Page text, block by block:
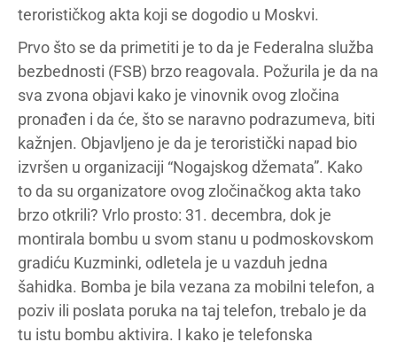
terorističkog akta koji se dogodio u Moskvi.
Prvo što se da primetiti je to da je Federalna služba
bezbednosti (FSB) brzo reagovala. Požurila je da na
sva zvona objavi kako je vinovnik ovog zločina
pronađen i da će, što se naravno podrazumeva, biti
kažnjen. Objavljeno je da je teroristički napad bio
izvršen u organizaciji “Nogajskog džemata”. Kako
to da su organizatore ovog zločinačkog akta tako
brzo otkrili? Vrlo prosto: 31. decembra, dok je
montirala bombu u svom stanu u podmoskovskom
gradiću Kuzminki, odletela je u vazduh jedna
šahidka. Bomba je bila vezana za mobilni telefon, a
poziv ili poslata poruka na taj telefon, trebalo je da
tu istu bombu aktivira. I kako je telefonska